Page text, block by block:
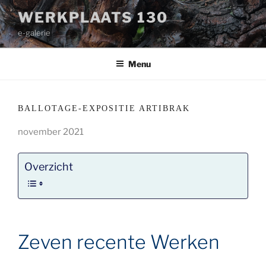
Ga
naar
de
inhoud
WERKPLAATS 130
e-galerie
Menu
BALLOTAGE-EXPOSITIE ARTIBRAK
november 2021
Overzicht
Zeven recente Werken